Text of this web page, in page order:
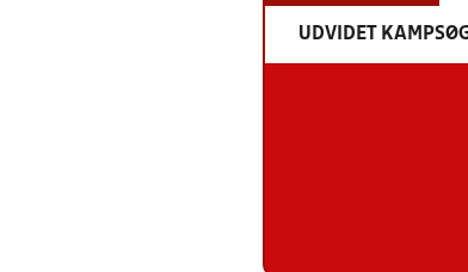
UDVIDET